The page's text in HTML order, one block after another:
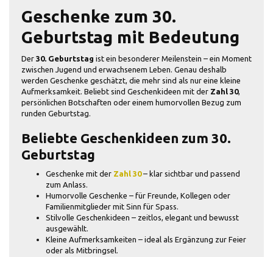
Geschenke zum 30.
Geburtstag mit Bedeutung
Der 30. Geburtstag ist ein besonderer Meilenstein – ein Moment
zwischen Jugend und erwachsenem Leben. Genau deshalb
werden Geschenke geschätzt, die mehr sind als nur eine kleine
Aufmerksamkeit. Beliebt sind Geschenkideen mit der Zahl 30,
persönlichen Botschaften oder einem humorvollen Bezug zum
runden Geburtstag.
Beliebte Geschenkideen zum 30.
Geburtstag
Geschenke mit der Zahl 30– klar sichtbar und passend
zum Anlass.
Humorvolle Geschenke – für Freunde, Kollegen oder
Familienmitglieder mit Sinn für Spass.
Stilvolle Geschenkideen – zeitlos, elegant und bewusst
ausgewählt.
Kleine Aufmerksamkeiten – ideal als Ergänzung zur Feier
oder als Mitbringsel.